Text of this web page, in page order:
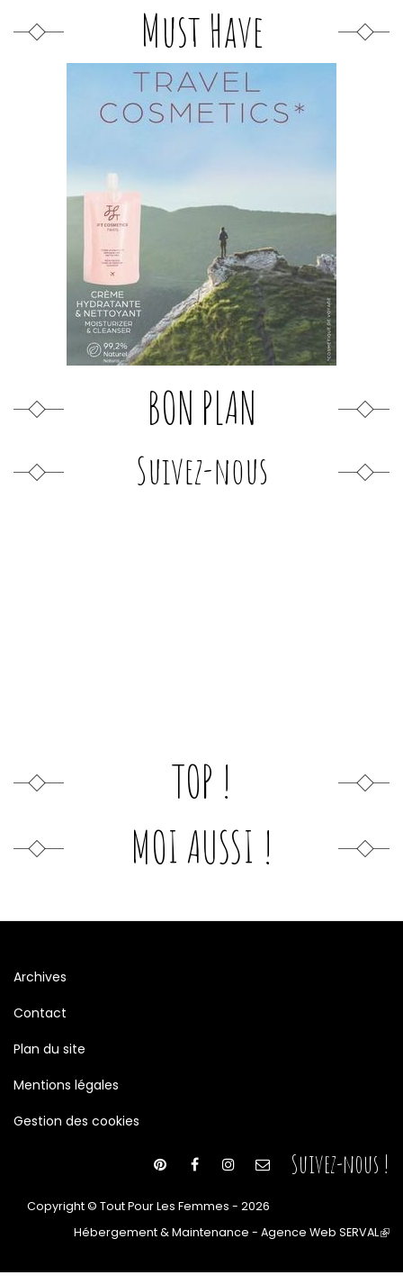
Must Have
BON PLAN
Suivez-nous
TOP !
MOI AUSSI !
Archives
Contact
Plan du site
Mentions légales
Gestion des cookies
Suivez-nous !
Copyright © Tout Pour Les Femmes - 2026
Hébergement & Maintenance - Agence Web SERVAL(le